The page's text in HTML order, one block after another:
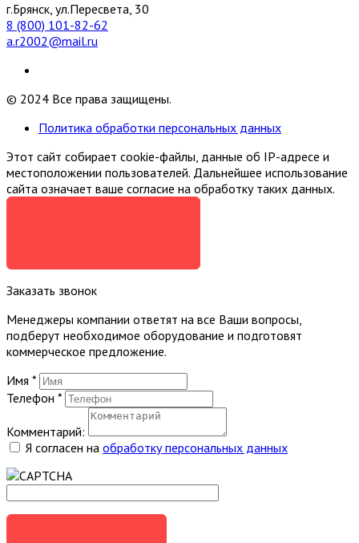
г.Брянск, ул.Пересвета, 30
8 (800) 101-82-62
a.r2002@mail.ru
© 2024 Все права защищены.
Политика обработки персональных данных
Этот сайт собирает cookie-файлы, данные об IP-адресе и
местоположении пользователей. Дальнейшее использование
сайта означает ваше согласие на обработку таких данных.
Заказать звонок
Менеджеры компании ответят на все Ваши вопросы,
подберут необходимое оборудование и подготовят
коммерческое предложение.
Имя *
Телефон *
Комментарий:
Я согласен на обработку персональных данных